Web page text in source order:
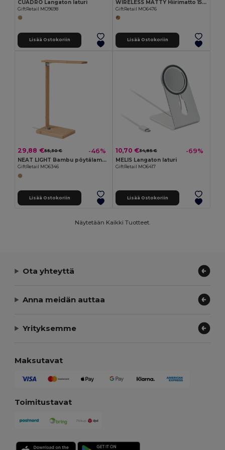
CUADRO Langaton laturi
GiftRetail MO9698
Lisää Ostokoriin
WIRELESS MATTY Hiirimatto 15W
GiftRetail MO6476
Lisää Ostokoriin
29,88 €55,30 € -46%
NEAT LIGHT Bambu pöytälamppu
GiftRetail MO6346
Lisää Ostokoriin
10,70 €34,85 € -69%
MELIS Langaton laturi
GiftRetail MO6417
Lisää Ostokoriin
Näytetään Kaikki Tuotteet.
Ota yhteyttä
Anna meidän auttaa
Yrityksemme
Maksutavat
Toimitustavat